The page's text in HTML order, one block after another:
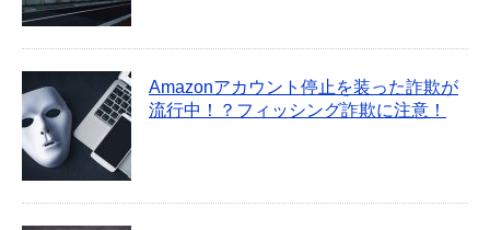
Amazonアカウント停止を装った詐欺が
流行中！？フィッシング詐欺に注意！